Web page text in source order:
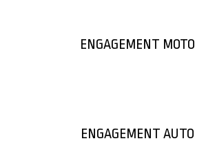
ENGAGEMENT MOTO
ENGAGEMENT AUTO